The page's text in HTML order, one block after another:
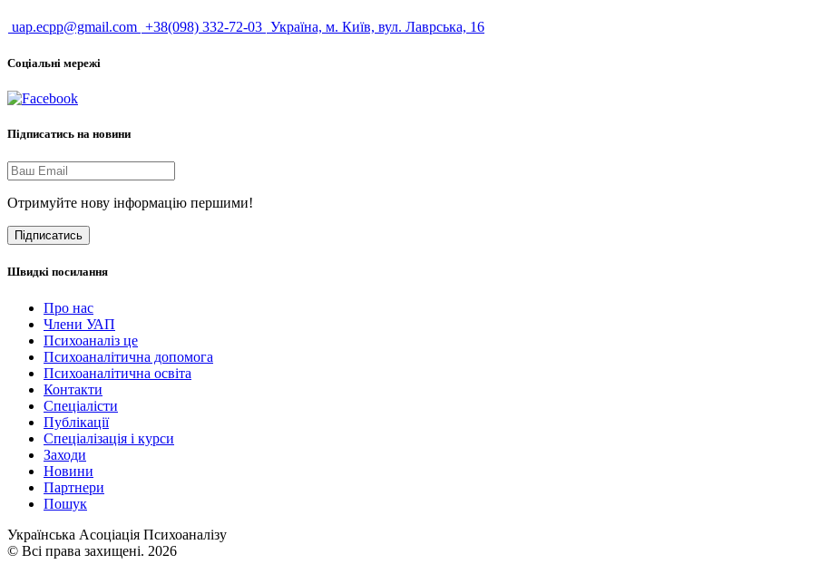
uap.ecpp@gmail.com +38(098) 332-72-03 Україна, м. Київ, вул. Лаврська, 16
Соціальні мережі
Підписатись на новини
Отримуйте нову інформацію першими!
Підписатись
Швидкі посилання
Про нас
Члени УАП
Психоаналіз це
Психоаналітична допомога
Психоаналітична освіта
Контакти
Спеціалісти
Публікації
Cпеціалізація і курси
Заходи
Новини
Партнери
Пошук
Українська Асоціація Психоаналізу
© Всі права захищені. 2026